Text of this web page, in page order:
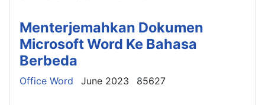
Menterjemahkan Dokumen
Microsoft Word Ke Bahasa
Berbeda
Details
Office Word June 2023 85627